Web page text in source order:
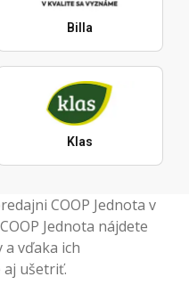
Billa
Klas
COOP Jednota v
Jednota nájdete
vďaka ich
aj ušetriť.